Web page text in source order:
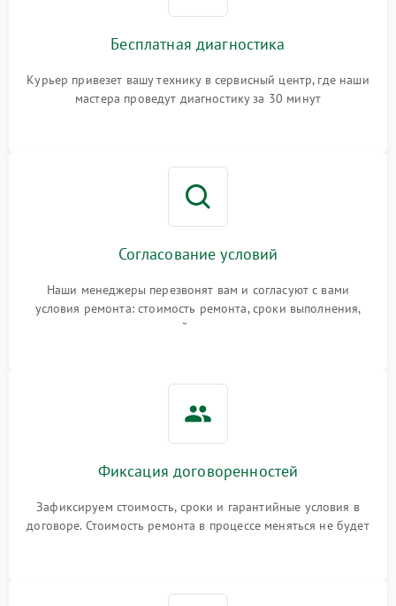
Бесплатная диагностика
Курьер привезет вашу технику в сервисный центр, где наши
мастера проведут диагностику за 30 минут
Согласование условий
Наши менеджеры перезвонят вам и согласуют с вами
условия ремонта: стоимость ремонта, сроки выполнения,
гарантийные условия
Фиксация договоренностей
Зафиксируем стоимость, сроки и гарантийные условия в
договоре. Стоимость ремонта в процессе меняться не будет